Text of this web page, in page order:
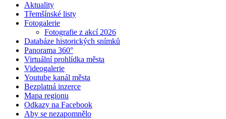
Aktuality
Třemšínské listy
Fotogalerie
Fotografie z akcí 2026
Databáze historických snímků
Panorama 360°
Virtuální prohlídka města
Videogalerie
Youtube kanál města
Bezplatná inzerce
Mapa regionu
Odkazy na Facebook
Aby se nezapomnělo